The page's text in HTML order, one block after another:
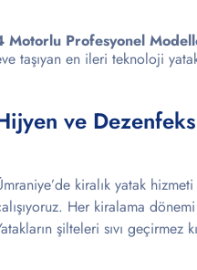
Motorlu Profesyonel
taşıyan en ileri teknoloji
ve
kiralık yatak
Her kiralama
şilteleri sıvı